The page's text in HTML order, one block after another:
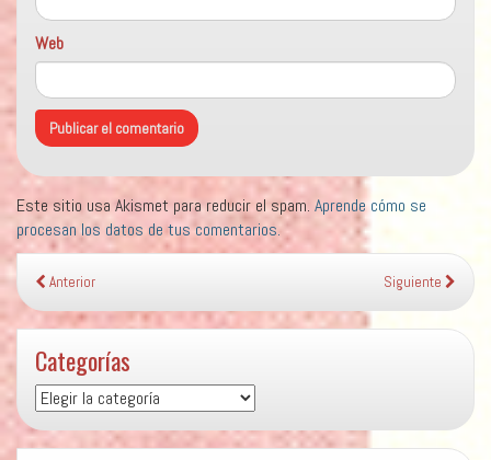
Web
Este sitio usa Akismet para reducir el spam. Aprende cómo se
procesan los datos de tus comentarios.
Anterior Siguiente
Categorías
Categorías